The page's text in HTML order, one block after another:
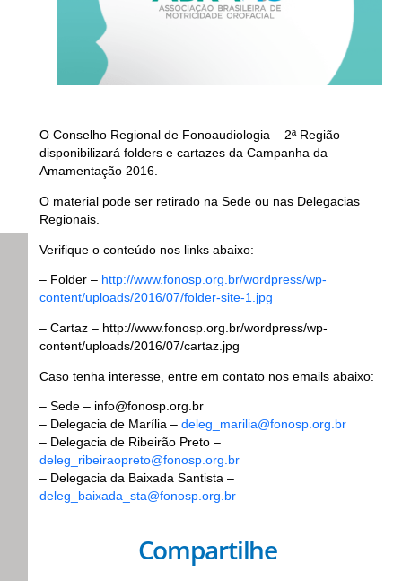
O Conselho Regional de Fonoaudiologia – 2ª Região
disponibilizará folders e cartazes da Campanha da
Amamentação 2016.
O material pode ser retirado na Sede ou nas Delegacias
Regionais.
Verifique o conteúdo nos links abaixo:
– Folder – http://www.fonosp.org.br/wordpress/wp-
content/uploads/2016/07/folder-site-1.jpg
– Cartaz – http://www.fonosp.org.br/wordpress/wp-
content/uploads/2016/07/cartaz.jpg
Caso tenha interesse, entre em contato nos emails abaixo:
– Sede – info@fonosp.org.br
– Delegacia de Marília – deleg_marilia@fonosp.org.br
– Delegacia de Ribeirão Preto –
deleg_ribeiraopreto@fonosp.org.br
– Delegacia da Baixada Santista –
deleg_baixada_sta@fonosp.org.br
Compartilhe